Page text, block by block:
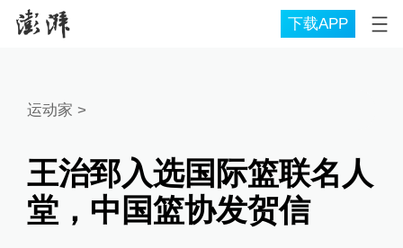
下载APP
运动家 >
王治郅入选国际篮联名人
堂，中国篮协发贺信